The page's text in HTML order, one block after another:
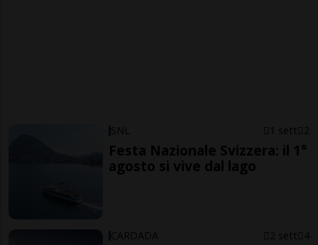
SNL 1 sett 2
Festa Nazionale Svizzera: il 1°
agosto si vive dal lago
CARDADA 2 sett 4